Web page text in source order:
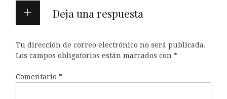
Deja una respuesta
Tu dirección de correo electrónico no será publicada.
Los campos obligatorios están marcados con *
Comentario *